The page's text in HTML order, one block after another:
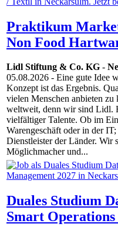
Praktikum
Non Food
Lidl Stiftung & Co. KG -
05.08.2026 - Eine gute Idee
Konzept ist das Ergebnis.
vielen Menschen anbieten
weltweit, denn wir sind Lidl.
vielfältiger Talente. Ob im
Warengeschäft oder in der
Dienstleister der Länder. Wir
Möglichmacher und...
Duales Studium
Smart